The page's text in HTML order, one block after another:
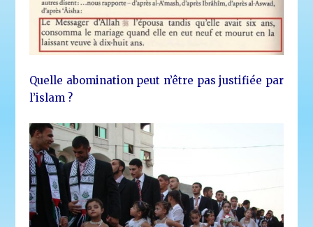
Quelle abomination peut n’être pas justifiée par
l’islam ?